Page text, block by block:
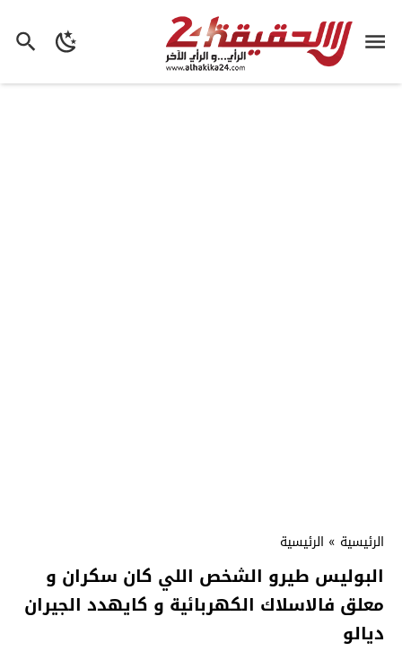
الرئيسية » الرئيسية
البوليس طيرو الشخص اللي كان سكران و
معلق فالاسلاك الكهربائية و كايهدد الجيران
ديالو